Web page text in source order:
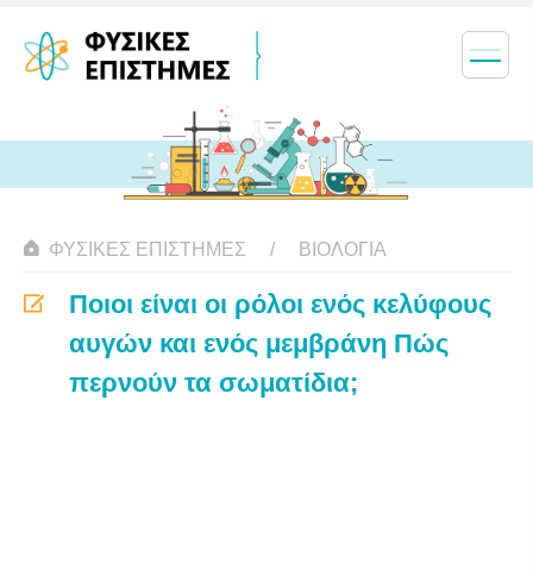
ΦΥΣΙΚΈΣ ΕΠΙΣΤΉΜΕΣ ΒΙΟΛΟΓΊΑ
Ποιοι είναι οι ρόλοι ενός κελύφους
αυγών και ενός μεμβράνη Πώς
περνούν τα σωματίδια;